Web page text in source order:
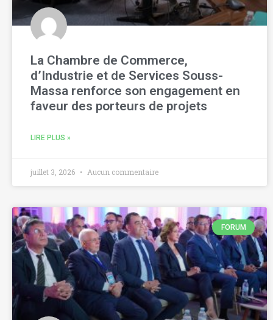
La Chambre de Commerce,
d’Industrie et de Services Souss-
Massa renforce son engagement en
faveur des porteurs de projets
LIRE PLUS »
juillet 3, 2026 Aucun commentaire
FORUM